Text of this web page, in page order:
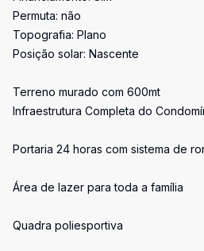
Permuta: não
Topografia: Plano
Posição solar: Nascente
Terreno murado com 600mt
Infraestrutura Completa do
Portaria 24 horas com sistema de
Área de lazer para toda a família
Quadra poliesportiva